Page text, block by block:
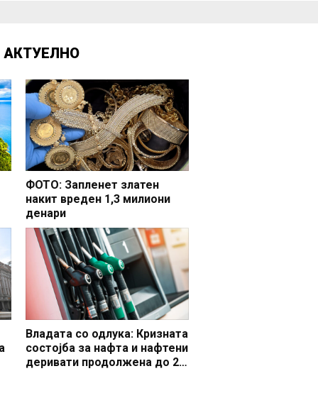
АКТУЕЛНО
ФОТО: Запленет златен
накит вреден 1,3 милиони
денари
Владата со одлука: Кризната
состојба за нафта и нафтени
деривати продолжена до 20